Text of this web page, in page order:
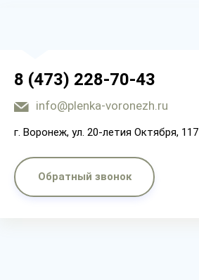
8 (473) 228-70-43
info@plenka-voronezh.ru
г. Воронеж, ул. 20-летия Октября, 117
Обратный звонок